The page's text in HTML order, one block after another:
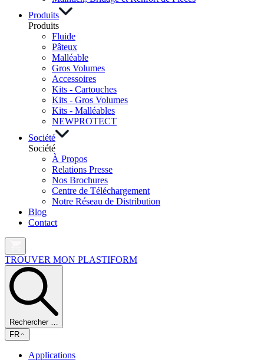
Produits
Produits
Fluide
Pâteux
Malléable
Gros Volumes
Accessoires
Kits - Cartouches
Kits - Gros Volumes
Kits - Malléables
NEWPROTECT
Société
Société
À Propos
Relations Presse
Nos Brochures
Centre de Téléchargement
Notre Réseau de Distribution
Blog
Contact
TROUVER MON PLASTIFORM
Rechercher …
FR
Applications